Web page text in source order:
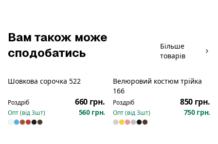
Вам також може
сподобатись
Більше
товарів
Шовкова сорочка 522
Роздріб 660 грн.
Опт (від3шт) 560 грн.
Велюровий костюм трійка
166
Роздріб 850 грн.
Опт (від3шт) 750 грн.